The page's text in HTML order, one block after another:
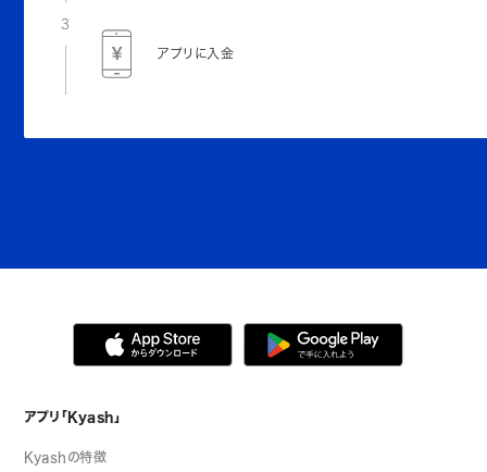
3
アプリに入金
アプリ「Kyash」
Kyashの特徴